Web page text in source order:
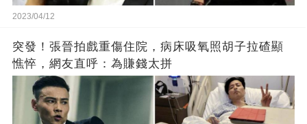
2023/04/12
突發！張晉拍戲重傷住院，病床吸氧照胡子拉碴顯
憔悴，網友直呼：為賺錢太拼